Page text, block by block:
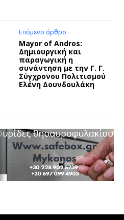
Επόμενο άρθρο
Mayor of Andros:
Δημιουργική και
παραγωγική η
συνάντηση με την Γ. Γ.
Σύγχρονου Πολιτισμού
Ελένη Δουνδουλάκη